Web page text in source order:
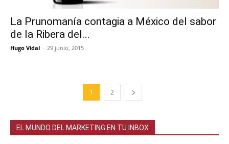
La Prunomanía contagia a México del sabor
de la Ribera del...
Hugo Vidal - 29 junio, 2015
1 2
EL MUNDO DEL MARKETING EN TU INBOX